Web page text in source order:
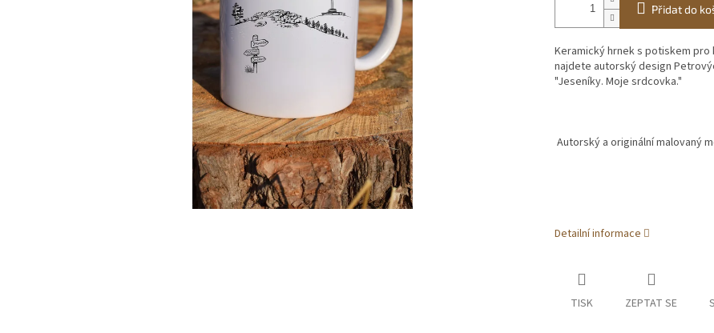
Přidat do
Keramický hrneks potiskem pro
najdete autorský design
"Jeseníky. Moje srdcovka."
Autorský a originální malovaný
Detailní informace
TISK ZEPTAT SE